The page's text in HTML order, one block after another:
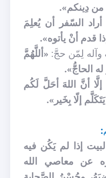
من دِينكم».
السّفر أن يُعلِمَ
قدم أنْ يأتوه».
وآله لِمّن حجَّ: «أللَّهُمَّ
الحاجُّ».
أنَّ اللهَ أحَلَّ لَكُم
إلّا بِخَير».
:
إذا لم يَكُن فيه
عن معاصي الله